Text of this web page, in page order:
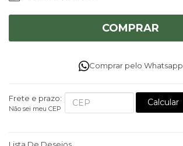
COMPRAR
Comprar pelo Whatsapp
Frete e prazo:
Não sei meu CEP
Calcular